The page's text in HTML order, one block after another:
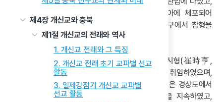
제4장 개신교와 충북
제1절 개신교의 전래와 역사
1. 개신교 전래와 그 특징
2. 개신교 전래 초기 교파별 선교
활동
3. 일제강점기 개신교 교파별
선교 활동
그 결과 수운은 1862년(철종 13) 9월 경주 관아에 체포되어
투옥되었다. 이후 1864년(철종 15) 3월 10일 대구에서 참형을
당해 순도하였다.
그의 처형에 앞선 1863년(철종 14) 8월 14일, 최시형(崔時亨,
1827~1898)이 도통을 계승 하여 제2대 교주로 취임하였으며,
이후 약 30년에 걸쳐 동학 교단을 이끌었다. 최시형은 경상도에서
전라도·충청도·강원도 등지로 피신하며 포교 활동을 지속하였고,